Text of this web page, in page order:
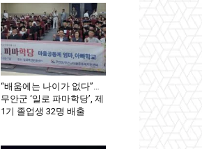
“배움에는 나이가 없다”…
무안군 ‘일로 파마학당’, 제
1기 졸업생 32명 배출